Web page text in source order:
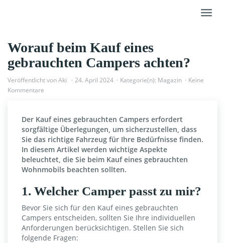
Worauf beim Kauf eines
gebrauchten Campers achten?
Veröffentlicht vonAki 24. April 2024 Kategorie(n): Magazin
Keine
Kommentare
Der Kauf eines gebrauchten Campers erfordert
sorgfältige Überlegungen, um sicherzustellen, dass
Sie das richtige Fahrzeug für Ihre Bedürfnisse finden.
In diesem Artikel werden wichtige Aspekte
beleuchtet, die Sie beim Kauf eines gebrauchten
Wohnmobils beachten sollten.
1. Welcher Camper passt zu mir?
Bevor Sie sich für den Kauf eines gebrauchten
Campers entscheiden, sollten Sie Ihre individuellen
Anforderungen berücksichtigen. Stellen Sie sich
folgende Fragen: